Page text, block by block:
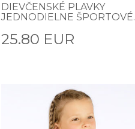
DIEVČENSKÉ PLAVKY
JEDNODIELNE ŠPORTOVÉ.
25.80 EUR